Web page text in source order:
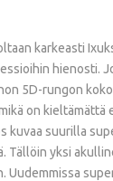
karkeasti
hienosti.
5D-rungon
on kieltämättä
kuvaa suurilla
Tällöin yksi
Uudemmissa